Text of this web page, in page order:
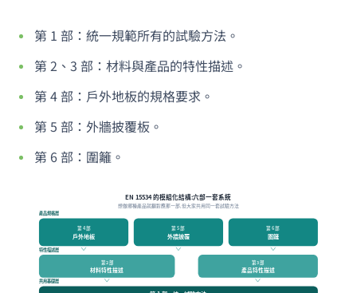
第 1 部：統一規範所有的試驗方法。
第 2、3 部：材料與產品的特性描述。
第 4 部：戶外地板的規格要求。
第 5 部：外牆披覆板。
第 6 部：圍籬。